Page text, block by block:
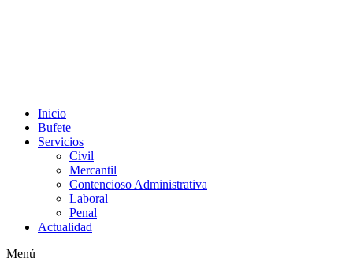
Inicio
Bufete
Servicios
Civil
Mercantil
Contencioso Administrativa
Laboral
Penal
Actualidad
Menú